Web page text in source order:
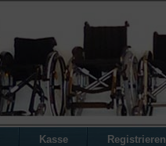
Kasse Registrieren